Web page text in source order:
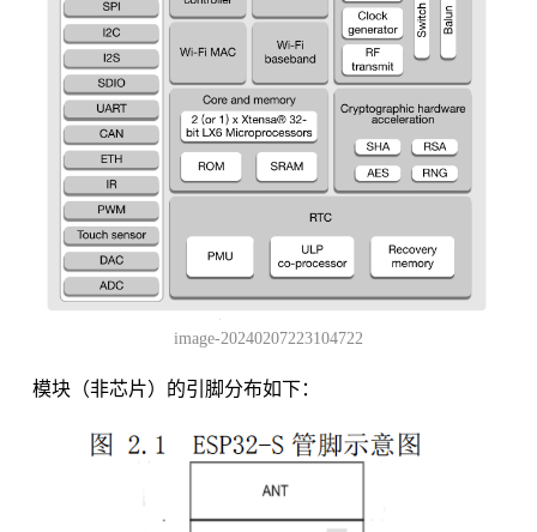
image-20240207223104722
模块（非芯片）的引脚分布如下：